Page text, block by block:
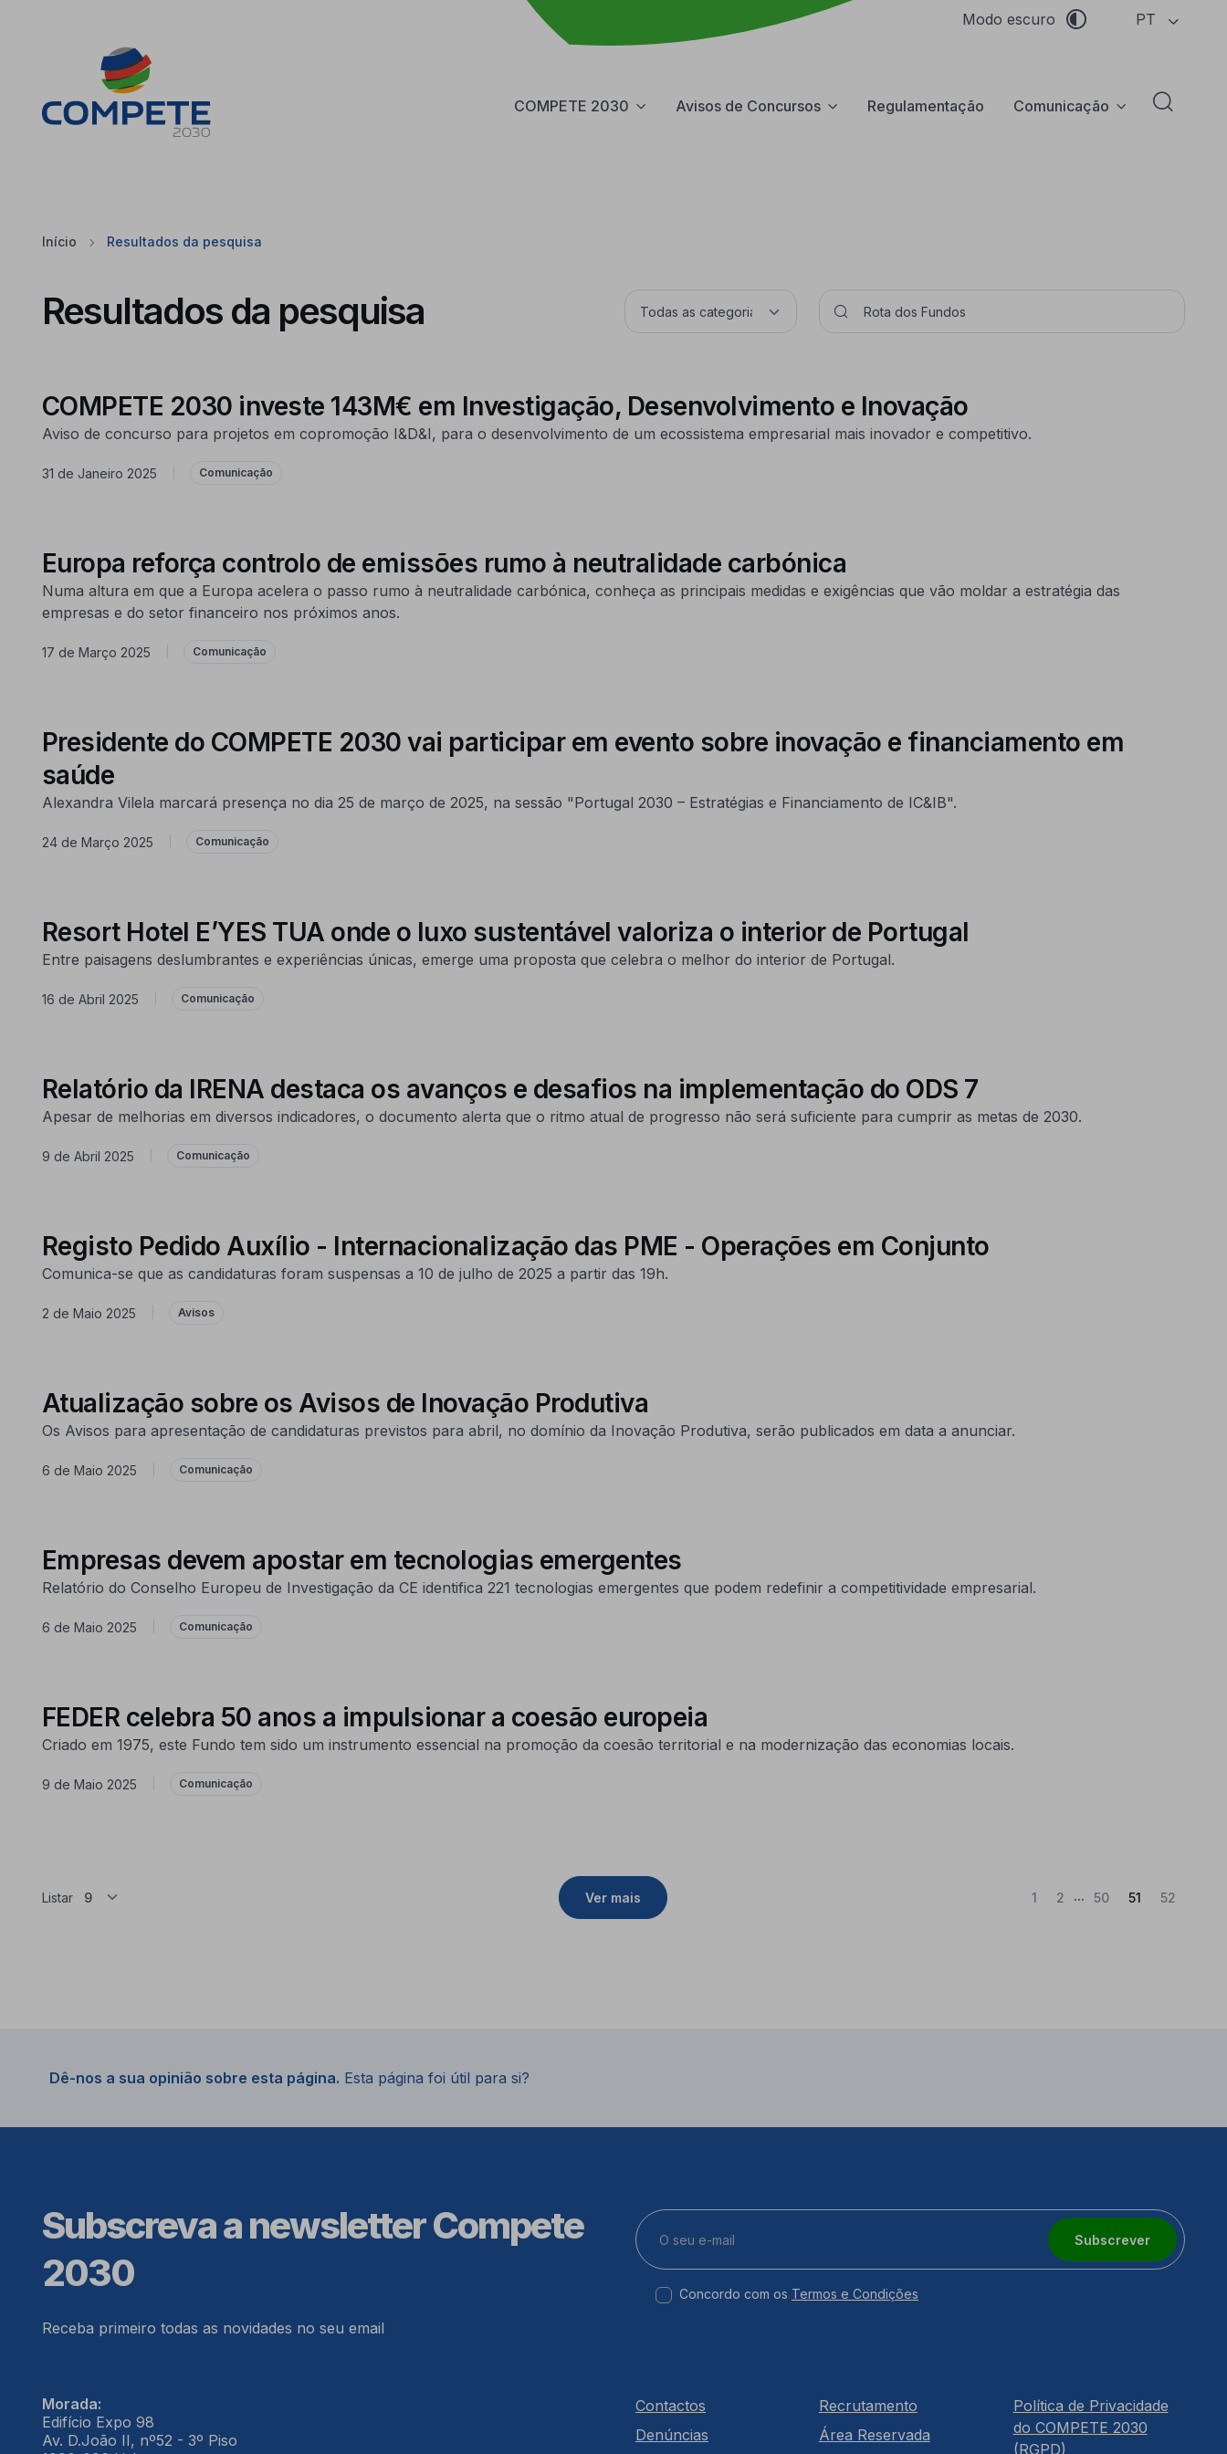
Modo escuro PT
COMPETE 2030 Avisos de Concursos Regulamentação Comunicação Abrir
Início Resultados da pesquisa
Resultados da pesquisa
COMPETE 2030 investe 143M€ em Investigação, Desenvolvimento e Inovação
Aviso de concurso para projetos em copromoção I&D&I, para o desenvolvimento de um ecossistema empresarial mais inovador e competitivo.
31 de Janeiro 2025 Comunicação
Europa reforça controlo de emissões rumo à neutralidade carbónica
Numa altura em que a Europa acelera o passo rumo à neutralidade carbónica, conheça as principais medidas e exigências que vão moldar a estratégia das
empresas e do setor financeiro nos próximos anos.
17 de Março 2025 Comunicação
Presidente do COMPETE 2030 vai participar em evento sobre inovação e financiamento em
saúde
Alexandra Vilela marcará presença no dia 25 de março de 2025, na sessão "Portugal 2030 – Estratégias e Financiamento de IC&IB".
24 de Março 2025 Comunicação
Resort Hotel E’YES TUA onde o luxo sustentável valoriza o interior de Portugal
Entre paisagens deslumbrantes e experiências únicas, emerge uma proposta que celebra o melhor do interior de Portugal.
16 de Abril 2025 Comunicação
Relatório da IRENA destaca os avanços e desafios na implementação do ODS 7
Apesar de melhorias em diversos indicadores, o documento alerta que o ritmo atual de progresso não será suficiente para cumprir as metas de 2030.
9 de Abril 2025 Comunicação
Registo Pedido Auxílio - Internacionalização das PME - Operações em Conjunto
Comunica-se que as candidaturas foram suspensas a 10 de julho de 2025 a partir das 19h.
2 de Maio 2025 Avisos
Atualização sobre os Avisos de Inovação Produtiva
Os Avisos para apresentação de candidaturas previstos para abril, no domínio da Inovação Produtiva, serão publicados em data a anunciar.
6 de Maio 2025 Comunicação
Empresas devem apostar em tecnologias emergentes
Relatório do Conselho Europeu de Investigação da CE identifica 221 tecnologias emergentes que podem redefinir a competitividade empresarial.
6 de Maio 2025 Comunicação
FEDER celebra 50 anos a impulsionar a coesão europeia
Criado em 1975, este Fundo tem sido um instrumento essencial na promoção da coesão territorial e na modernização das economias locais.
9 de Maio 2025 Comunicação
Listar Ver mais 1 2 ... 50 51 (Atual)
52
Dê-nos a sua opinião sobre esta página. Esta página foi útil para si?
Subscreva a newsletter Compete
2030
Receba primeiro todas as novidades no seu email
Subscrever
Concordo com os Termos e Condições
Morada:
Edifício Expo 98
Av. D.João II, nº52 - 3º Piso
Contactos
Denúncias
Recrutamento
Área Reservada
Política de Privacidade
do COMPETE 2030
(RGPD)